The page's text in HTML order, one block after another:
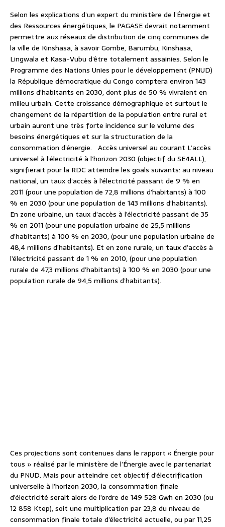
Selon les explications d’un expert du ministère de l’Énergie et
des Ressources énergétiques, le PAGASE devrait notamment
permettre aux réseaux de distribution de cinq communes de
la ville de Kinshasa, à savoir Gombe, Barumbu, Kinshasa,
Lingwala et Kasa-Vubu d’être totalement assainies. Selon le
Programme des Nations Unies pour le développement (PNUD)
la République démocratique du Congo comptera environ 143
millions d’habitants en 2030, dont plus de 50 % vivraient en
milieu urbain. Cette croissance démographique et surtout le
changement de la répartition de la population entre rural et
urbain auront une très forte incidence sur le volume des
besoins énergétiques et sur la structuration de la
consommation d’énergie. Accès universel au courant L’accès
universel à l’électricité à l’horizon 2030 (objectif du SE4ALL),
signifierait pour la RDC atteindre les goals suivants: au niveau
national, un taux d’accès à l’électricité passant de 9 % en
2011 (pour une population de 72,8 millions d’habitants) à 100
% en 2030 (pour une population de 143 millions d’habitants).
En zone urbaine, un taux d’accès à l’électricité passant de 35
% en 2011 (pour une population urbaine de 25,5 millions
d’habitants) à 100 % en 2030, (pour une population urbaine de
48,4 millions d’habitants). Et en zone rurale, un taux d’accès à
l’électricité passant de 1 % en 2010, (pour une population
rurale de 47,3 millions d’habitants) à 100 % en 2030 (pour une
population rurale de 94,5 millions d’habitants).
Ces projections sont contenues dans le rapport « Énergie pour
tous » réalisé par le ministère de l’Énergie avec le partenariat
du PNUD. Mais pour atteindre cet objectif d’électrification
universelle à l’horizon 2030, la consommation finale
d’électricité serait alors de l’ordre de 149 528 Gwh en 2030 (ou
12 858 Ktep), soit une multiplication par 23,8 du niveau de
consommation finale totale d’électricité actuelle, ou par 11,25